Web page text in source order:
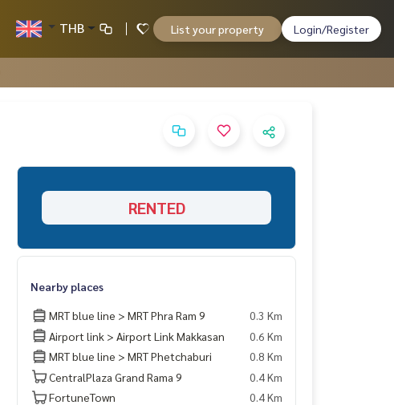
THB List your property Login/Register
RENTED
Nearby places
MRT blue line > MRT Phra Ram 9
0.3 Km
Airport link > Airport Link Makkasan
0.6 Km
MRT blue line > MRT Phetchaburi
0.8 Km
CentralPlaza Grand Rama 9
0.4 Km
FortuneTown
0.4 Km